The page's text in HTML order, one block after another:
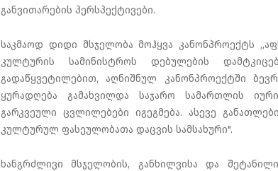
განვითარების პერსპექტივები.
საკმაოდ დიდი მსჯელობა მოჰყვა კანონპროექტს
კულტურის სამინისტროს დებულების
გადაწყვეტილებით, აღნიშნულ კანონპროექტში
ყურადღება გამახვილდა საჯარო სამართლის
გარკვეული ცვლილებები იგეგმება. ასევე
კულტურულ ფასეულობათა დაცვის სამსახური".
ხანგრძლივი მსჯელობის, განხილვისა და